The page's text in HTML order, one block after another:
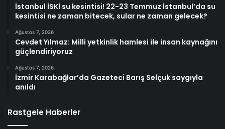
İstanbul İSKİ su kesintisi! 22-23 Temmuz İstanbul’da su
kesintisi ne zaman bitecek, sular ne zaman gelecek?
Ağustos 7, 2026
Cevdet Yılmaz: Milli yetkinlik hamlesi ile insan kaynağını
güçlendiriyoruz
Ağustos 7, 2026
İzmir Karabağlar’da Gazeteci Barış Selçuk saygıyla
anıldı
Rastgele Haberler